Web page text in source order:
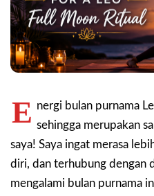
E nergi bulan purnama
sehingga merupakan
saya! Saya ingat merasa
diri, dan terhubung dengan
mengalami bulan purnama